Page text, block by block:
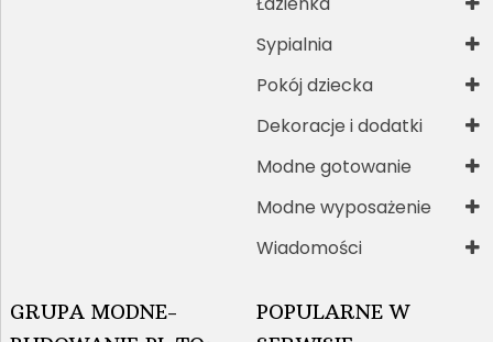
Sypialnia
Pokój dziecka
Dekoracje i dodatki
Modne gotowanie
Modne wyposażenie
Wiadomości
GRUPA MODNE-
POPULARNE W